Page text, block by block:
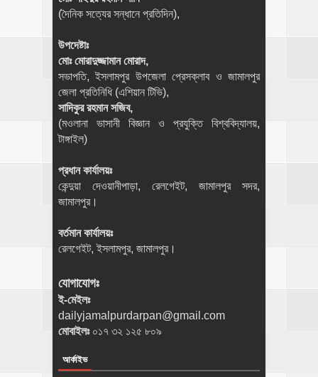
(দৈনিক সত্যের সন্ধানে প্রতিদিন),
উপদেষ্টাঃ
মোঃ মোরাদুজ্জামান মোরাদ,
সভাপতি, ইসলামপুর উপজেলা প্রেসক্লাব ও জামালপুর
জেলা প্রতিনিধি (এশিয়ান টিভি),
সাদিকুর রহমান সজিব,
(মওলানা ভাসানী বিজ্ঞান ও প্রযুক্তি বিশ্ববিদ্যালয়,
টাঙ্গাইল)
প্রধান কার্যালয়ঃ
কেন্দুয়া দেওয়ানীপাড়া, রেলগেইট, জামালপুর সদর,
জামালপুর।
বর্তমান কার্যালয়ঃ
রেলগেইট, ইসলামপুর, জামালপুর।
যোগাযোগঃ
ই-মেইলঃ
dailyjamalpurdarpan@gmail.com
মোবাইলঃ ০১৭ ৩২ ১২৫ ৮০৯
আর্কাইভ